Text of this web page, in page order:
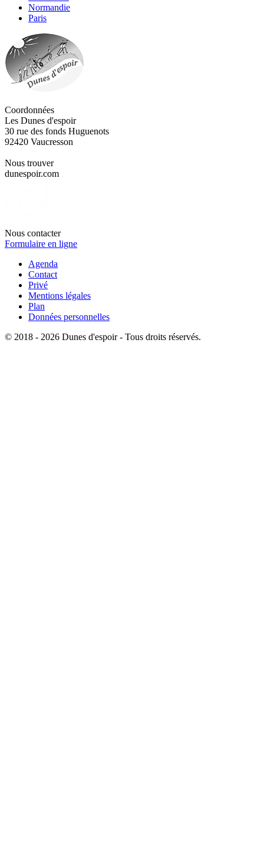
Normandie
Paris
Coordonnées
Les Dunes d'espoir
30 rue des fonds Huguenots
92420 Vaucresson
Nous trouver
dunespoir.com
Nous contacter
Formulaire en ligne
Agenda
Contact
Privé
Mentions légales
Plan
Données personnelles
© 2018 - 2026 Dunes d'espoir - Tous droits réservés.